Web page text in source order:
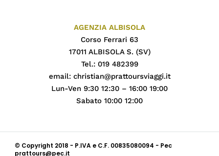
AGENZIA ALBISOLA
Corso Ferrari 63
17011 ALBISOLA S. (SV)
Tel.: 019 482399
email: christian@prattoursviaggi.it
Lun-Ven 9:30 12:30 – 16:00 19:00
Sabato 10:00 12:00
© Copyright 2018 - P.IVA e C.F. 00835080094 - Pec
prattours@pec.it